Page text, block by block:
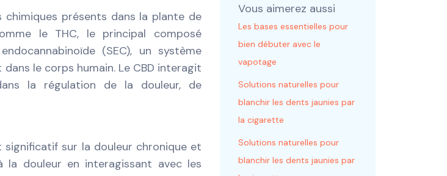
chimiques présents dans la plante de
le THC, le principal composé
(SEC), un système
le corps humain. Le CBD interagit
la régulation de la douleur, de
sur la douleur chronique et
la douleur en interagissant avec les
Vous aimerez aussi
Les bases essentielles pour
bien débuter avec le
vapotage
Solutions naturelles pour
blanchir les dents jaunies par
la cigarette
Solutions naturelles pour
blanchir les dents jaunies par